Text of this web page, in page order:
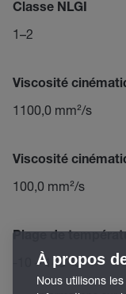
Classe NLGI
1–2
Viscosité
1100,0 mm²/s
Viscosité
100,0 mm²/s
Plage de
-10 – 140 °C
À propos
Nous utilisons